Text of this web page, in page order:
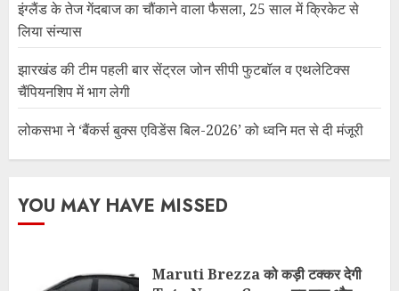
इंग्लैंड के तेज गेंदबाज का चौंकाने वाला फैसला, 25 साल में क्रिकेट से
लिया संन्यास
झारखंड की टीम पहली बार सेंट्रल जोन सीपी फुटबॉल व एथलेटिक्स
चैंपियनशिप में भाग लेगी
लोकसभा ने ‘बैंकर्स बुक्स एविडेंस बिल-2026’ को ध्वनि मत से दी मंजूरी
YOU MAY HAVE MISSED
Maruti Brezza को कड़ी टक्कर देगी